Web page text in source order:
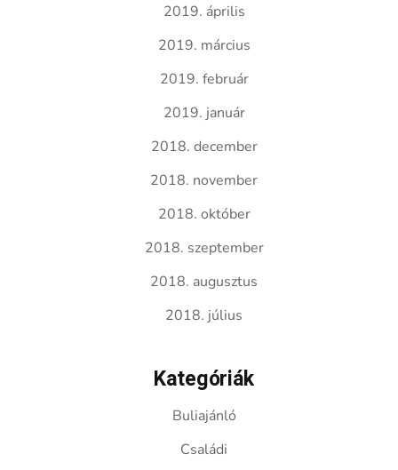
2019. április
2019. március
2019. február
2019. január
2018. december
2018. november
2018. október
2018. szeptember
2018. augusztus
2018. július
Kategóriák
Buliajánló
Családi